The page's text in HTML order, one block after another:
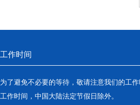
工作时间
为了避免不必要的等待，敬请注意我们的工
工作时间，中国大陆法定节假日除外。